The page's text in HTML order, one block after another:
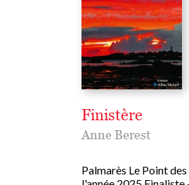
Finistère
Anne Berest
Palmarès Le Point